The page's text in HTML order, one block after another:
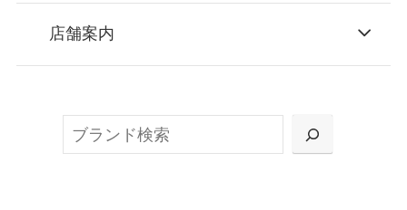
お申込み
または梱包材不要の「集荷申込」からお選び
店舗案内